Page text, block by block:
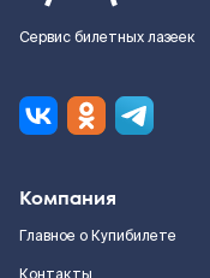
Сервис билетных лазеек
Компания
Главное о Купибилете